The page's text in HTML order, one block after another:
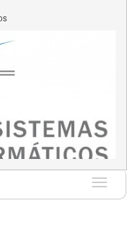
Idioma